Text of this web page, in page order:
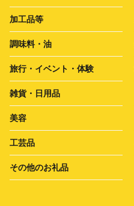
加工品等
調味料・油
旅行・イベント・体験
雑貨・日用品
美容
工芸品
その他のお礼品